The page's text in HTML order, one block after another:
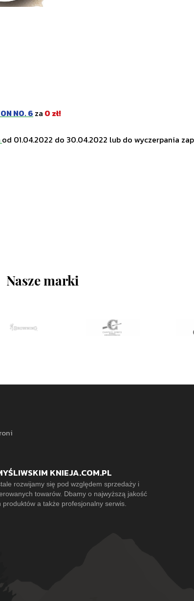
NO. 6 za 0 zł!
od 01.04.2022 do 30.04.2022 lub do wyczerpania
Nasze marki
KNIEJA.COM.PL
rozwijamy się pod względem sprzedaży i
towarów. Dbamy o najwyższą jakość
produktów a także profesjonalny serwis.